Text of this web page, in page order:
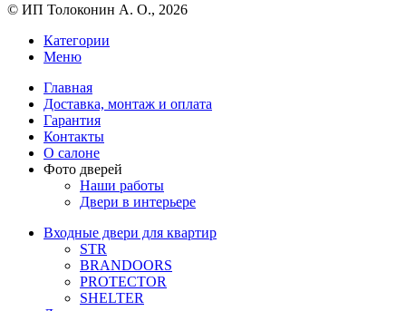
© ИП Толоконин А. О., 2026
Категории
Меню
Главная
Доставка, монтаж и оплата
Гарантия
Контакты
О салоне
Фото дверей
Наши работы
Двери в интерьере
Входные двери для квартир
STR
BRANDOORS
PROTECTOR
SHELTER